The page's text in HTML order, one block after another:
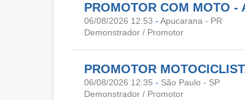
PROMOTOR COM MOTO -
06/08/2026 12:53 - Apucarana - PR
Demonstrador / Promotor
PROMOTOR
06/08/2026 12:35 - São Paulo - SP
Demonstrador / Promotor